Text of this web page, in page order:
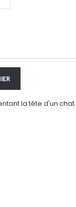
la tête d'un chat.